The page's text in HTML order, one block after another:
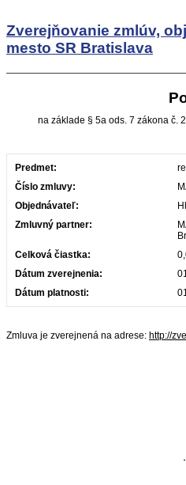
Zverejňovanie zmlúv,
mesto SR Bratislava
na základe § 5a ods. 7 zákona č.
Predmet:
Číslo zmluvy:
Objednávateľ:
Zmluvný partner:
Celková čiastka:
Dátum zverejnenia:
Dátum platnosti:
Zmluva je zverejnená na adrese: http://